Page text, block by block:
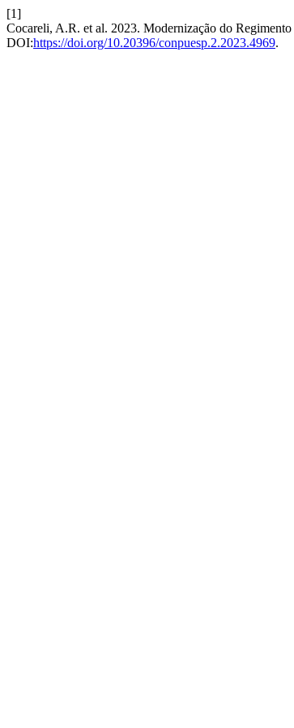
[1]
Cocareli, A.R. et al. 2023. Modernização do
DOI:https://doi.org/10.20396/conpuesp.2.2023.4969.